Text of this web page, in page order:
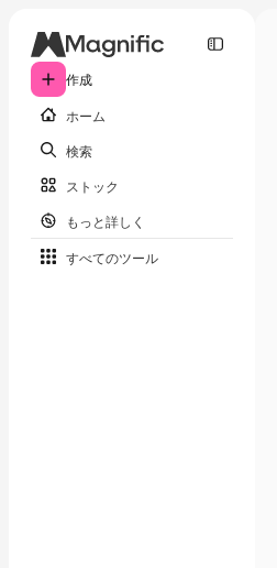
作成
ホーム
検索
ストック
もっと詳しく
すべてのツール